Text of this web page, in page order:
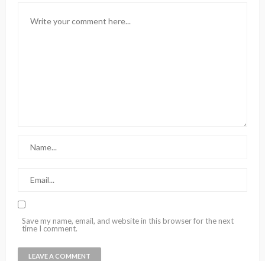
Save my name, email, and website in this browser for the next
time I comment.